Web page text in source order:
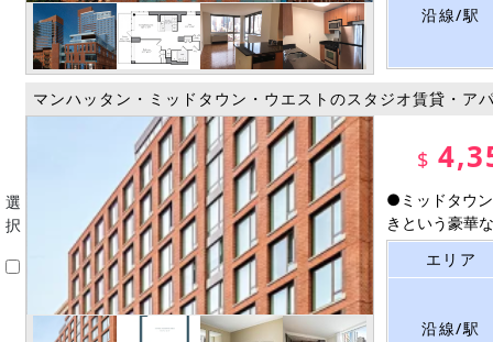
沿線/駅
選
択
マンハッタン・ミッドタウン・ウエストのスタジオ賃貸・ア
$
●ミッドタウ
きという豪華
エリア
沿線/駅